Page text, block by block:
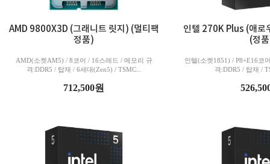
AMD 9800X3D (그래니트 릿지) (멀티팩
정품)
AMD(소켓AM5) / 8코어 / 16스레드 / 메모리 규
격:DDR5 / 탑재 / 6세대(Zen5) / TSMC...
712,500원
인텔 270K Plus (애로
(정
인텔(소켓1851) / P8+E16코
격:DDR5 / 탑재 /